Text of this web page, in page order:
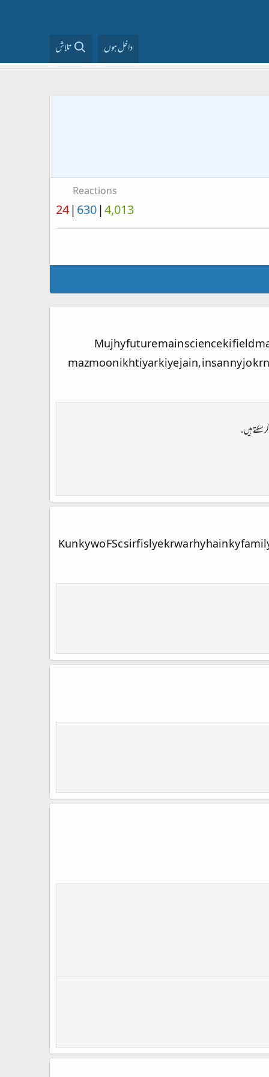
داخل ہوں تلاش
Reactions
4,013
630
24
Mujhy future main science ki field
mazmoon ikhtiyar kiye jain, insan ny jo
سکتے ہیں۔
Kun ky wo FSc sirf islye krwa rhy hain ky